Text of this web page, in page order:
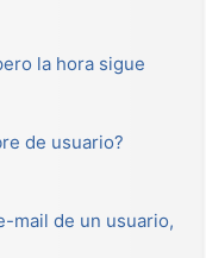
la hora sigue
de usuario?
mail de un usuario,